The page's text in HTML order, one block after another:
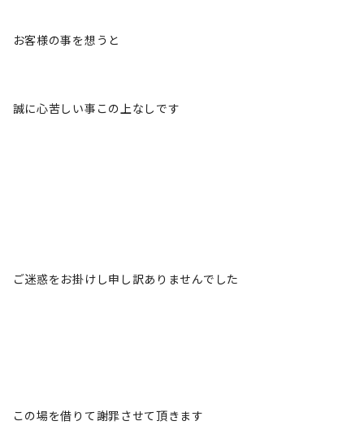
お客様の事を想うと
誠に心苦しい事この上なしです
ご迷惑をお掛けし申し訳ありませんでした
この場を借りて謝罪させて頂きます